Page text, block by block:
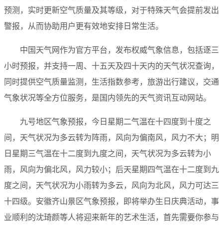
预测，实时更新空气质量及其等级，对于特殊天气会提前发出
警报，从而协助用户更有效地安排日常生活。
中国天气网作为官方平台，发布权威气象信息，包括逐三
小时预报，并支持一周、十五天及四十天内的天气状况查询，
同时提供空气质量监测，生活指数参考，旅游出行建议，交通
气象状况等全方位服务，是国内领先的天气资讯互动网站。
九号地区气象预报，今日星期二气温在十四度到十度之
间，天气状况为多云转为阵雨，风向为偏南风，风力不大；明
日星期三气温在十二度到九度之间，天气状况为多云转为小
雨，风向为偏北风，风力较小；后天星期四气温在十二度到九
度之间，天气状况为小雨转为多云，风向为北风，风力可达三
十四级。安徽齐山景区气象预报，即将举办生日庆典活动，事
业顺利的沈琦颜等人将迎来新年的艺术生活，首先需要你参与